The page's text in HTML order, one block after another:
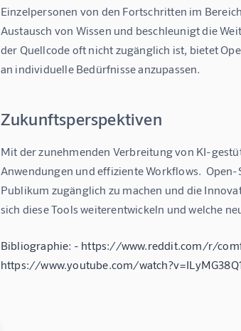
Einzelpersonen von den Fortschritten im
Austausch von Wissen und beschleunigt die
der Quellcode oft nicht zugänglich ist, bietet
an individuelle Bedürfnisse anzupassen.
Zukunftsperspektiven
Mit der zunehmenden Verbreitung von KI-
Anwendungen und effiziente Workflows.
Publikum zugänglich zu machen und die
sich diese Tools weiterentwickeln und welche
Bibliographie: - https://www.reddit.com/r/
https://www.youtube.com/